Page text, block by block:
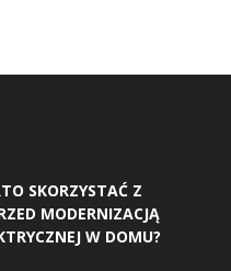
SKORZYSTAĆ Z
MODERNIZACJĄ
W DOMU?